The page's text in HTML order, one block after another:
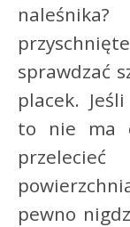
sprawdzać
placek.
to nie ma
pewno